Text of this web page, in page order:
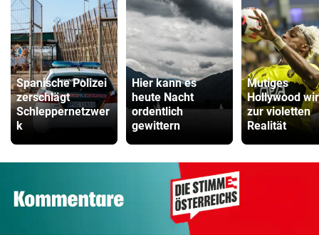
Spanische Polizei
zerschlägt
Schleppernetzwer
k
Hier kann es
heute Nacht
ordentlich
gewittern
Mutiges
Hollywood
zur violetten
Realität